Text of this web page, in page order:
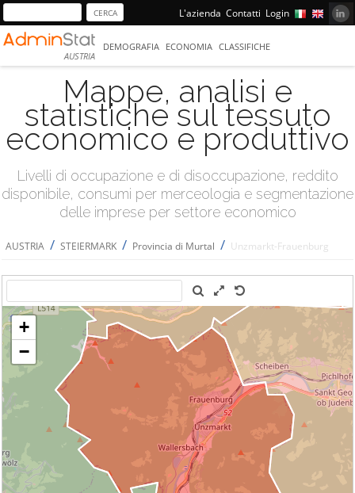
L'azienda Contatti Login
AUSTRIA
DEMOGRAFIA ECONOMIA CLASSIFICHE
Mappe, analisi e
statistiche sul tessuto
economico e produttivo
Livelli di occupazione e di disoccupazione, reddito
disponibile, consumi per merceologia e segmentazione
delle imprese per settore economico
AUSTRIA / STEIERMARK / Provincia di Murtal / Unzmarkt-Frauenburg